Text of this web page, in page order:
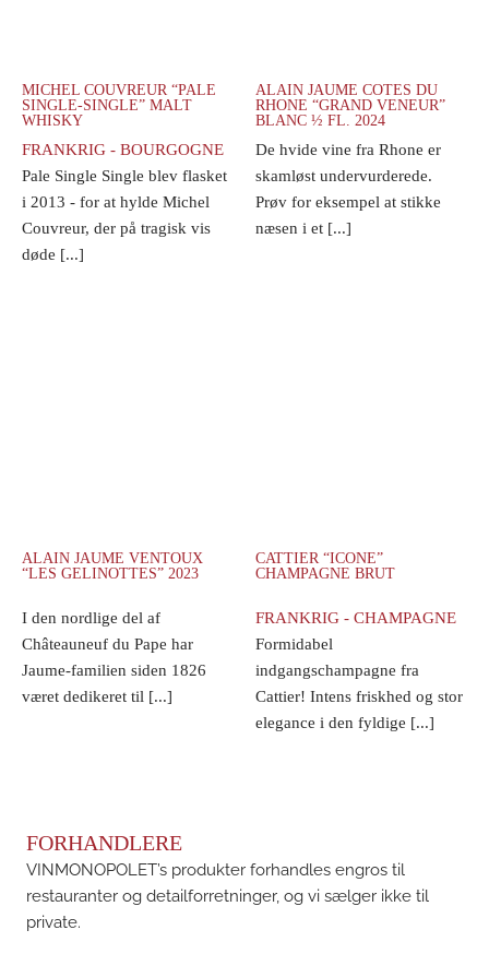
MICHEL COUVREUR “PALE
SINGLE-SINGLE” MALT
WHISKY
FRANKRIG - BOURGOGNE
Pale Single Single blev flasket
i 2013 - for at hylde Michel
Couvreur, der på tragisk vis
døde [...]
ALAIN JAUME COTES DU
RHONE “GRAND VENEUR”
BLANC ½ FL. 2024
De hvide vine fra Rhone er
skamløst undervurderede.
Prøv for eksempel at stikke
næsen i et [...]
ALAIN JAUME VENTOUX
“LES GELINOTTES” 2023
I den nordlige del af
Châteauneuf du Pape har
Jaume-familien siden 1826
været dedikeret til [...]
CATTIER “ICONE”
CHAMPAGNE BRUT
FRANKRIG - CHAMPAGNE
Formidabel
indgangschampagne fra
Cattier! Intens friskhed og stor
elegance i den fyldige [...]
FORHANDLERE
VINMONOPOLET’s produkter forhandles engros til
restauranter og detailforretninger, og vi sælger ikke til
private.